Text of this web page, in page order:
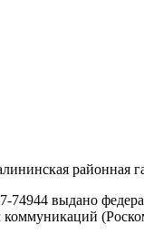
районная
выдано